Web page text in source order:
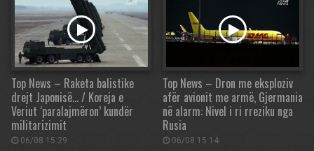
Top News – Raketa balistike
drejt Japonisë… / Koreja e
Veriut ‘paralajmëron’ kundër
militarizimit
06/08 15:29
Top News – Dron me eksploziv
afër avionit me armë, Gjermania
në alarm: Nivel i ri rreziku nga
Rusia
06/08 15:14